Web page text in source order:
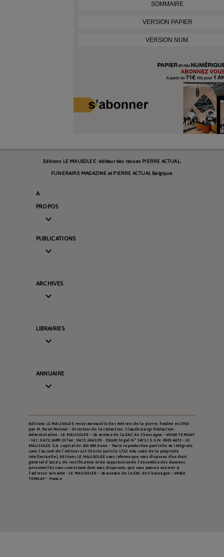
SOMMAIRE
VERSION PAPIER
VERSION NUM.
Editions LE MAUSOLEE : éditeur des revues PIERRE ACTUAL,
FUNERAIRE MAGAZINE et PIERRE ACTUAL Belgique.
A
PROPOS

PUBLICATIONS

ARCHIVES

LIBRAIRIES

ANNUAIRE

Editions LE MAUSOLEE revue mensuelle des métiers de la pierre, fondée en 1933
par M. René Motinot - Directeur de la rédaction : Claude Gargi Rédaction -
Administration : LE MAUSOLEE – 26 avenue de la ZAC de Chassagne – 69360 TERNAY
- tél : 04.72.24.89.33 fax : 04.72.24.61.93 - Dépôt légal N° 1471 I.S.S.N. 0025-6072 - LE
MAUSOLEE S.A. capital de 100 000 Euros - Toute reproduction partielle ou intégrale
sans l’accord de l’éditeur est illicite (article L722-4 du code de la propriété
intellectuelle). Editions LE MAUSOLEE vous informe que vous disposez d'un droit
général d'accès, de rectification et de suppression de l'ensemble des données
personnelles vous concernant dont nous disposons, que vous pouvez exercer à
l'adresse suivante : LE MAUSOLEE – 26 avenue de la ZAC de Chassagne – 69360
TERNAY - France